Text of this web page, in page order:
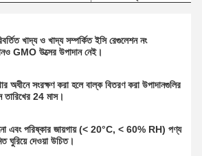
খাদ্য ও খাদ্য সম্পর্কিত ইসি রেগুলেশন নং
GMO উত্সের উপাদান নেই।
অধীনে সংরক্ষণ করা হলে বাল্ক বিতরণ করা উপাদানগুলির
তারিখের 24 মাস।
এবং পরিষ্কার জায়গায় (< 20°C, < 60% RH) পণ্য
ঘুরিয়ে দেওয়া উচিত।